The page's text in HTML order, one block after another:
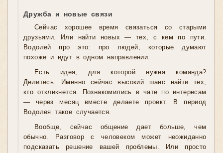
Дружба и новые связи
Сейчас хорошее время связаться со старыми
друзьями. Или найти новых — тех, с кем по пути.
Водолей про это: про людей, которые думают
похоже и идут в одном направлении.
Есть идея, для которой нужна команда?
Делитесь. Именно сейчас высокий шанс найти тех,
кто откликнется. Познакомились в чате по интересам
— через месяц вместе делаете проект. В период
Водолея такое случается.
Вообще, сейчас общение дает больше, чем
обычно. Разговор с человеком может неожиданно
подсказать решение вашей проблемы. Или просто